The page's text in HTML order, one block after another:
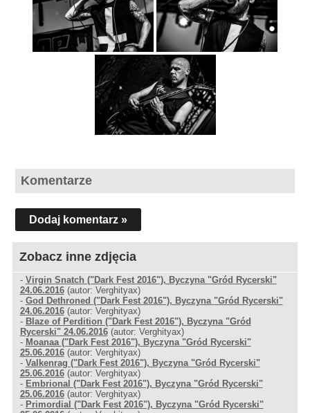
Komentarze
Dodaj komentarz »
Zobacz inne zdjęcia
- Virgin Snatch ("Dark Fest 2016"), Byczyna "Gród Rycerski"
24.06.2016(autor: Verghityax)
- God Dethroned ("Dark Fest 2016"), Byczyna "Gród Rycerski"
24.06.2016(autor: Verghityax)
- Blaze of Perdition ("Dark Fest 2016"), Byczyna "Gród
Rycerski" 24.06.2016(autor: Verghityax)
- Moanaa ("Dark Fest 2016"), Byczyna "Gród Rycerski"
25.06.2016(autor: Verghityax)
- Valkenrag ("Dark Fest 2016"), Byczyna "Gród Rycerski"
25.06.2016(autor: Verghityax)
- Embrional ("Dark Fest 2016"), Byczyna "Gród Rycerski"
25.06.2016(autor: Verghityax)
- Primordial ("Dark Fest 2016"), Byczyna "Gród Rycerski"